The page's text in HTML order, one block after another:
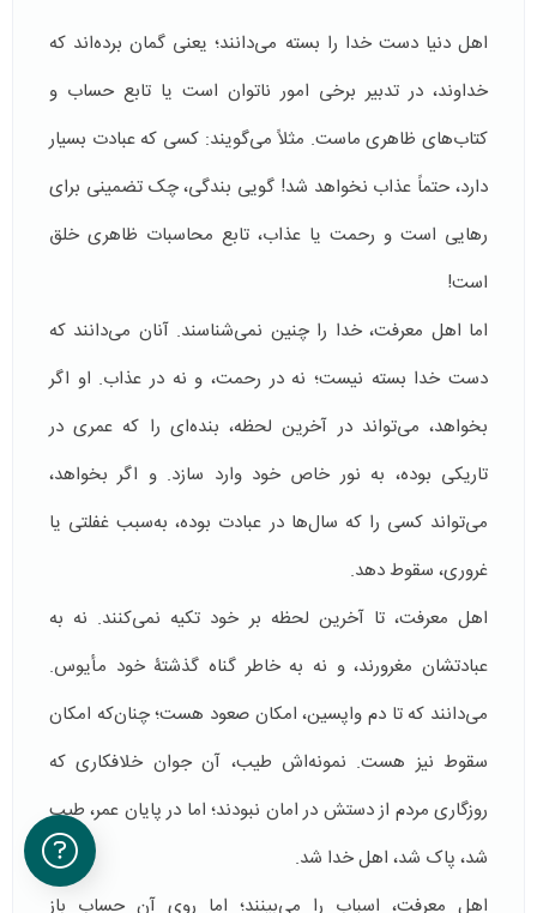
اهل دنیا دست خدا را بسته می‌دانند؛ یعنی گمان برده‌اند که
خداوند، در تدبیر برخی امور ناتوان است یا تابع حساب‌ و
کتاب‌های ظاهری ماست. مثلاً می‌گویند: کسی که عبادت بسیار
دارد، حتماً عذاب نخواهد شد! گویی بندگی، چک تضمینی برای
رهایی است و رحمت یا عذاب، تابع محاسبات ظاهری خلق
است!
اما اهل معرفت، خدا را چنین نمی‌شناسند. آنان می‌دانند که
دست خدا بسته نیست؛ نه در رحمت، و نه در عذاب. او اگر
بخواهد، می‌تواند در آخرین لحظه، بنده‌ای را که عمری در
تاریکی بوده، به نور خاص خود وارد سازد. و اگر بخواهد،
می‌تواند کسی را که سال‌ها در عبادت بوده، به‌سبب غفلتی یا
غروری، سقوط دهد.
اهل معرفت، تا آخرین لحظه بر خود تکیه نمی‌کنند. نه به
عبادتشان مغرورند، و نه به خاطر گناه گذشتۀ خود مأیوس.
می‌دانند که تا دم واپسین، امکان صعود هست؛ چنان‌که امکان
سقوط نیز هست. نمونه‌اش طیب، آن جوان خلافکاری که
روزگاری مردم از دستش در امان نبودند؛ اما در پایان عمر، طیب
شد، پاک شد، اهل خدا شد.
اهل معرفت، اسباب را می‌بینند؛ اما روی آن‌ حساب باز